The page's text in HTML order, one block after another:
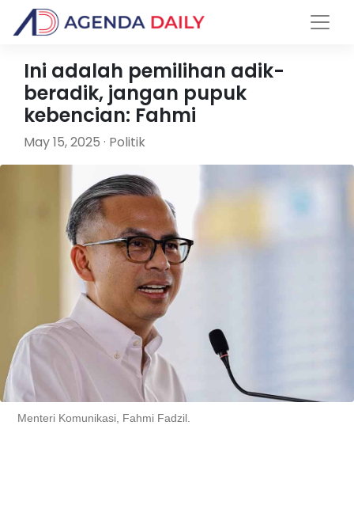
Ini adalah pemilihan adik-
beradik, jangan pupuk
kebencian: Fahmi
May 15, 2025 · Politik
Menteri Komunikasi, Fahmi Fadzil.